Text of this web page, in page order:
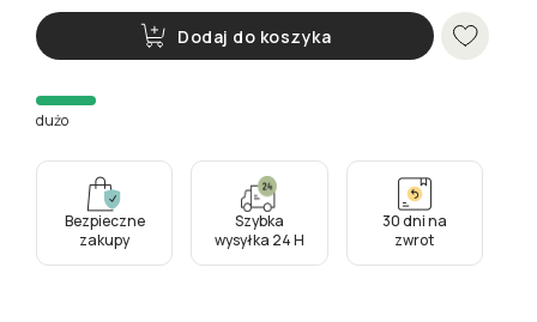
Dodaj do koszyka
dużo
Bezpieczne
zakupy
Szybka
wysyłka 24 H
30 dni na
zwrot